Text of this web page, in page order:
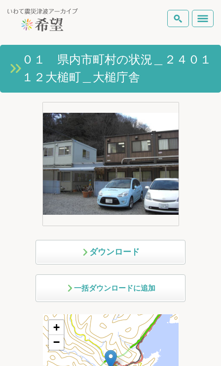
いわて震災津波アーカイブとは
岩手県の被害状況
ピックアップコンテンツ
Foreign Laguage
検索
０１ 県内市町村の状況＿２４０１
１２大槌町＿大槌庁舎
ダウンロード
一括ダウンロードに追加
+
−